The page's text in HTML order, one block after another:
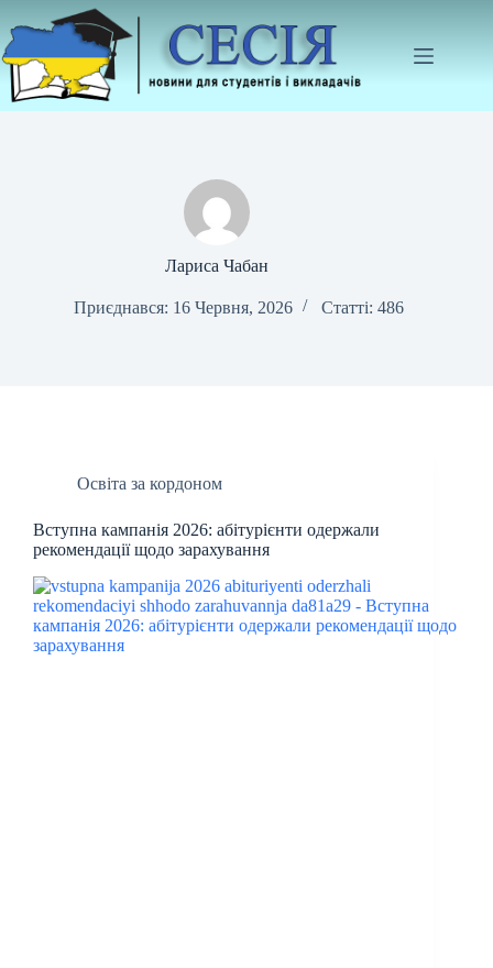
до
вмісту
Лариса Чабан
Приєднався: 16 Червня, 2026 Статті: 486
Освіта за кордоном
Вступна кампанія 2026: абітурієнти одержали
рекомендації щодо зарахування